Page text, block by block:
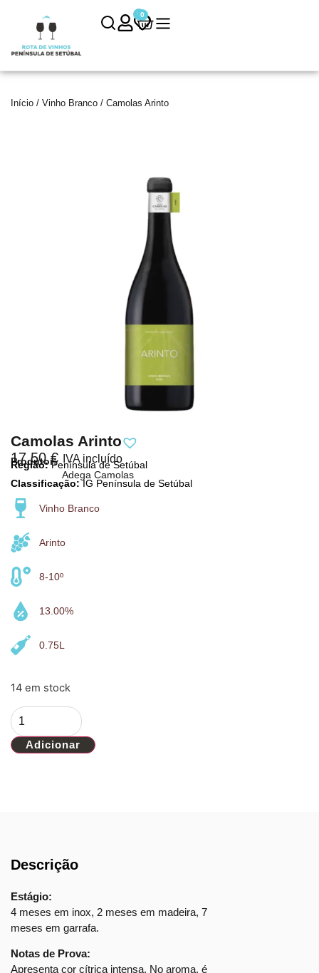
00
Início / Vinho Branco / Camolas Arinto
Camolas Arinto
17,50€ IVA incluído
Adega Camolas
Produtor:
Região:Península de Setúbal
Classificação:IG Península de Setúbal
Vinho Branco
Arinto
8-10º
13.00%
0.75L
14 em stock
Adicionar
Descrição
Estágio:
4 meses em inox, 2 meses em madeira, 7
meses em garrafa.
Notas de Prova:
Apresenta cor cítrica intensa. No aroma, é